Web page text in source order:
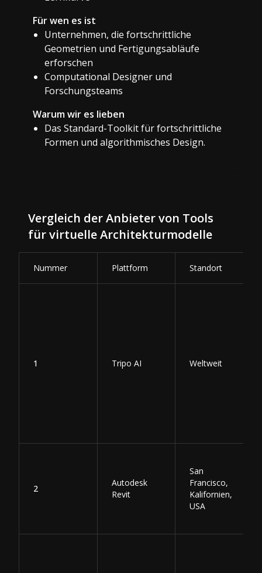
Für wen es ist
Unternehmen, die fortschrittliche
Geometrien und Fertigungsabläufe
erforschen
Computational Designer und
Forschungsteams
Warum wir es lieben
Das Standard-Toolkit für fortschrittliche
Formen und algorithmisches Design.
Vergleich der Anbieter von Tools
für virtuelle Architekturmodelle
Nummer Plattform Standort
1 Tripo AI Weltweit
2
Autodesk
Revit
San
Francisco,
Kalifornien,
USA